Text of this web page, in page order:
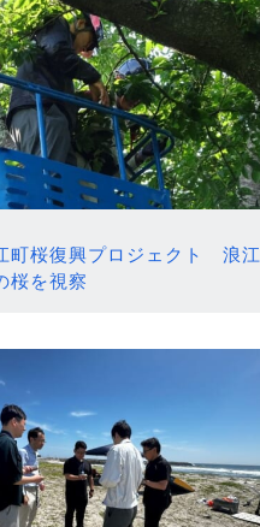
町桜復興プロジェクト 浪江
桜を視察